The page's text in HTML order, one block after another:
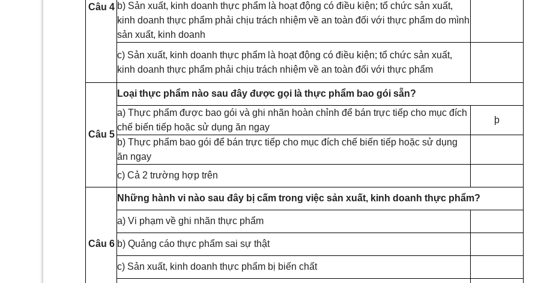
Câu 4 b) Sản xuất, kinh doanh thực phẩm là hoạt động có điều kiện; tổ chức sản xuất,
kinh doanh thực phẩm phải chịu trách nhiệm về an toàn đối với thực phẩm do mình
sản xuất, kinh doanh
c) Sản xuất, kinh doanh thực phẩm là hoạt động có điều kiện; tổ chức sản xuất,
kinh doanh thực phẩm phải chịu trách nhiệm về an toàn đối với thực phẩm
Câu 5
Loại thực phẩm nào sau đây được gọi là thực phẩm bao gói sẵn?
a) Thực phẩm được bao gói và ghi nhãn hoàn chỉnh để bán trực tiếp cho mục đích
chế biến tiếp hoặc sử dụng ăn ngay
þ
b) Thực phẩm bao gói để bán trực tiếp cho mục đích chế biến tiếp hoặc sử dụng
ăn ngay
c) Cả 2 trường hợp trên
Câu 6
Những hành vi nào sau đây bị cấm trong việc sản xuất, kinh doanh thực phẩm?
a) Vi phạm về ghi nhãn thực phẩm
b) Quảng cáo thực phẩm sai sự thật
c) Sản xuất, kinh doanh thực phẩm bị biến chất